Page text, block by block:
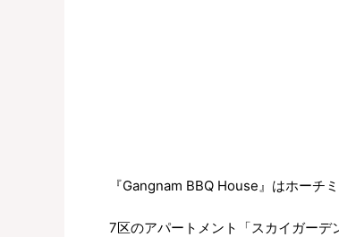
『Gangnam BBQ House』はホーチ
7区のアパートメント「スカイガーデ